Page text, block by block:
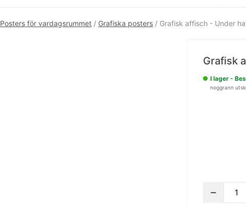
Posters för vardagsrummet / Grafiska posters / Grafisk affisch - Under
Grafisk
I lager -
noggrann
Grafisk